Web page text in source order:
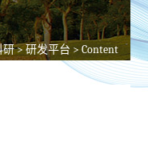
研>研发平台 > Content